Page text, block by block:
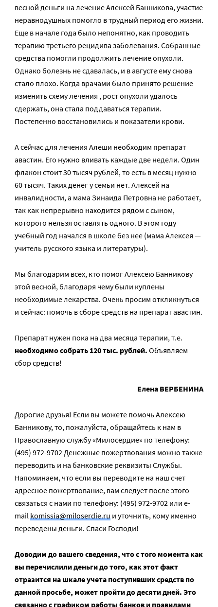
весной деньги на лечение Алексей Банникова, участие
неравнодушных помогло в трудный период его жизни.
Еще в начале года было непонятно, как проводить
терапию третьего рецидива заболевания. Собранные
средства помогли продолжить лечение опухоли.
Однако болезнь не сдавалась, и в августе ему снова
стало плохо. Когда врачами было принято решение
изменить схему лечения , рост опухоли удалось
сдержать, она стала поддаваться терапии.
Постепенно восстановились и показатели крови.
А сейчас для лечения Алеши необходим препарат
авастин. Его нужно вливать каждые две недели. Один
флакон стоит 30 тысяч рублей, то есть в месяц нужно
60 тысяч. Таких денег у семьи нет. Алексей на
инвалидности, а мама Зинаида Петровна не работает,
так как непрерывно находится рядом с сыном,
которого нельзя оставлять одного. В этом году
учебный год начался в школе без нее (мама Алексея —
учитель русского языка и литературы).
Мы благодарим всех, кто помог Алексею Банникову
этой весной, благодаря чему были куплены
необходимые лекарства. Очень просим откликнуться
и сейчас: помочь в сборе средств на препарат авастин.
Препарат нужен пока на два месяца терапии, т.е.
необходимо собрать 120 тыс. рублей. Объявляем
сбор средств!
Елена ВЕРБЕНИНА
Дорогие друзья! Если вы можете помочь Алексею
Банникову, то, пожалуйста, обращайтесь к нам в
Православную службу «Милосердие» по телефону:
(495) 972-9702 Денежные пожертвования можно также
переводить и на банковские реквизиты Службы.
Напоминаем, что если вы переводите на наш счет
адресное пожертвование, вам следует после этого
связаться с нами по телефону: (495) 972-9702 или e-
mail komissia@miloserdie.ru и уточнить, кому именно
переведены деньги. Спаси Господи!
Доводим до вашего сведения, что с того момента как
вы перечислили деньги до того, как этот факт
отразится на шкале учета поступивших средств по
данной просьбе, может пройти до десяти дней. Это
связанно с графиком работы банков и правилами